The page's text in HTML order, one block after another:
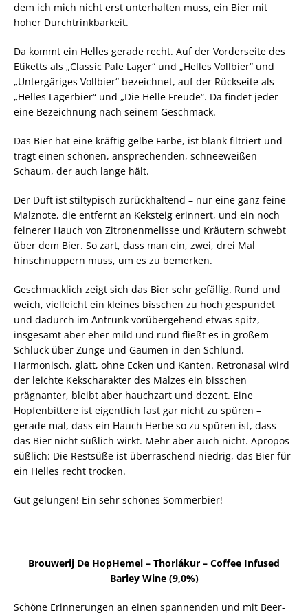
dem ich mich nicht erst unterhalten muss, ein Bier mit
hoher Durchtrinkbarkeit.
Da kommt ein Helles gerade recht. Auf der Vorderseite des
Etiketts als „Classic Pale Lager“ und „Helles Vollbier“ und
„Untergäriges Vollbier“ bezeichnet, auf der Rückseite als
„Helles Lagerbier“ und „Die Helle Freude“. Da findet jeder
eine Bezeichnung nach seinem Geschmack.
Das Bier hat eine kräftig gelbe Farbe, ist blank filtriert und
trägt einen schönen, ansprechenden, schneeweißen
Schaum, der auch lange hält.
Der Duft ist stiltypisch zurückhaltend – nur eine ganz feine
Malznote, die entfernt an Keksteig erinnert, und ein noch
feinerer Hauch von Zitronenmelisse und Kräutern schwebt
über dem Bier. So zart, dass man ein, zwei, drei Mal
hinschnuppern muss, um es zu bemerken.
Geschmacklich zeigt sich das Bier sehr gefällig. Rund und
weich, vielleicht ein kleines bisschen zu hoch gespundet
und dadurch im Antrunk vorübergehend etwas spitz,
insgesamt aber eher mild und rund fließt es in großem
Schluck über Zunge und Gaumen in den Schlund.
Harmonisch, glatt, ohne Ecken und Kanten. Retronasal wird
der leichte Kekscharakter des Malzes ein bisschen
prägnanter, bleibt aber hauchzart und dezent. Eine
Hopfenbittere ist eigentlich fast gar nicht zu spüren –
gerade mal, dass ein Hauch Herbe so zu spüren ist, dass
das Bier nicht süßlich wirkt. Mehr aber auch nicht. Apropos
süßlich: Die Restsüße ist überraschend niedrig, das Bier für
ein Helles recht trocken.
Gut gelungen! Ein sehr schönes Sommerbier!
Brouwerij De HopHemel – Thorlákur – Coffee Infused
Barley Wine (9,0%)
Schöne Erinnerungen an einen spannenden und mit Beer-